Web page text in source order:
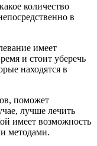
количество
в
имеет
и стоит уберечь
находятся в
поможет
лучше лечить
имеет возможность
методами.